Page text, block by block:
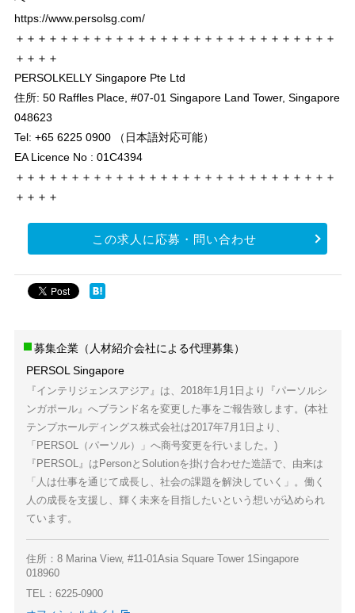
https://www.persolsg.com/
＋＋＋＋＋＋＋＋＋＋＋＋＋＋＋＋＋＋＋＋＋＋＋＋＋＋＋＋＋
＋＋＋＋
PERSOLKELLY Singapore Pte Ltd
住所: 50 Raffles Place, #07-01 Singapore Land Tower, Singapore
048623
Tel: +65 6225 0900 （日本語対応可能）
EA Licence No : 01C4394
＋＋＋＋＋＋＋＋＋＋＋＋＋＋＋＋＋＋＋＋＋＋＋＋＋＋＋＋＋
＋＋＋＋
この求人に応募・問い合わせ
募集企業（人材紹介会社による代理募集）
PERSOL Singapore
『インテリジェンスアジア』は、2018年1月1日より『パーソルシ
ンガポール』へブランド名を変更した事をご報告致します。(本社
テンプホールディングス株式会社は2017年7月1日より、
「PERSOL（パーソル）」へ商号変更を行いました。)
『PERSOL』はPersonとSolutionを掛け合わせた造語で、由来は
「人は仕事を通じて成長し、社会の課題を解決していく」。働く
人の成長を支援し、輝く未来を目指したいという想いが込められ
ています。
住所：8 Marina View, #11-01Asia Square Tower 1Singapore
018960
TEL：6225-0900